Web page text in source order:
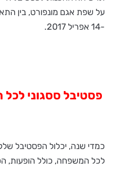
-14 אפריל 2017.
פסטיבל ססגוני
כמדי שנה, יכלול הפסטיבל
לכל המשפחה, כולל הופעות,